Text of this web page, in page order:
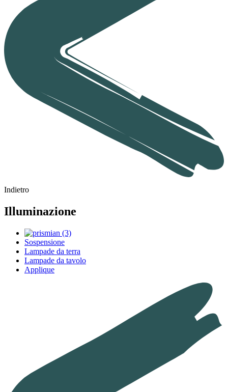
Indietro
Illuminazione
Sospensione
Lampade da terra
Lampade da tavolo
Applique